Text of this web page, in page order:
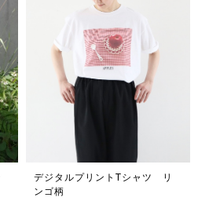
デジタルプリントTシャツ リ
ンゴ柄